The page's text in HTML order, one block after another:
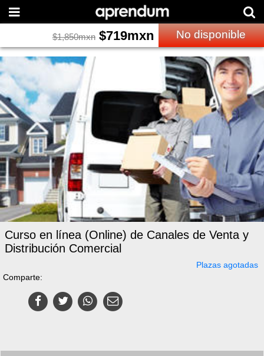
$1,850mxn $719mxn No disponible
Curso en línea (Online) de Canales de Venta y
Distribución Comercial
Plazas agotadas
Comparte: